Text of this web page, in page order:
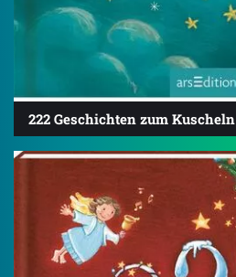
222 Geschichten zum Kuscheln